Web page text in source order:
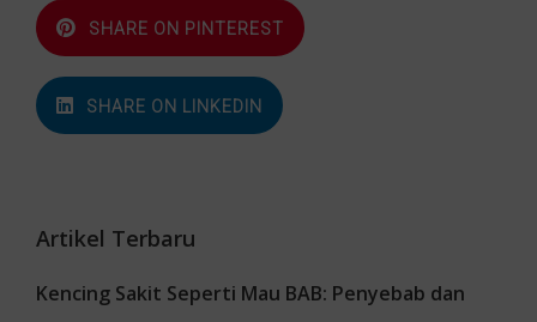
SHARE ON PINTEREST
SHARE ON LINKEDIN
Artikel Terbaru
Kencing Sakit Seperti Mau BAB: Penyebab dan